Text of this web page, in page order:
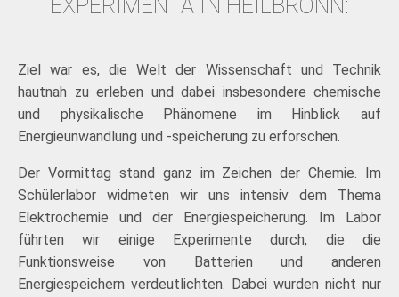
EXPERIMENTA IN HEILBRONN:
Ziel war es, die Welt der Wissenschaft und Technik
hautnah zu erleben und dabei insbesondere chemische
und physikalische Phänomene im Hinblick auf
Energieunwandlung und -speicherung zu erforschen.
Der Vormittag stand ganz im Zeichen der Chemie. Im
Schülerlabor widmeten wir uns intensiv dem Thema
Elektrochemie und der Energiespeicherung. Im Labor
führten wir einige Experimente durch, die die
Funktionsweise von Batterien und anderen
Energiespeichern verdeutlichten. Dabei wurden nicht nur